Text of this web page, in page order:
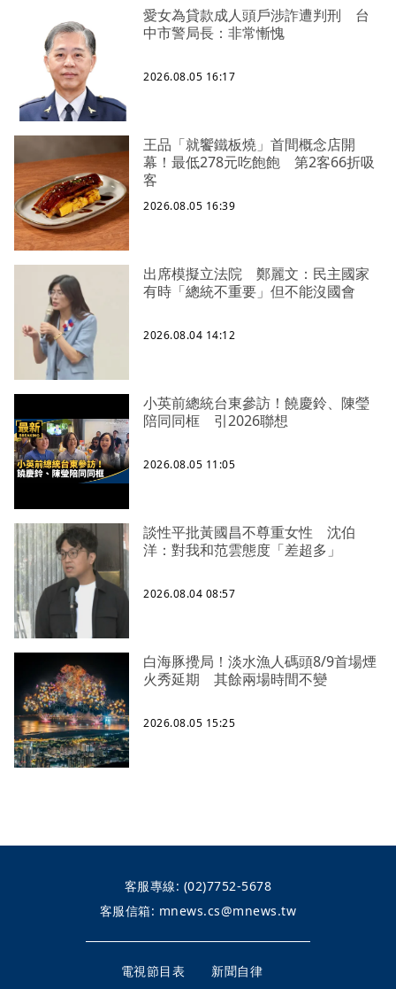
愛女為貸款成人頭戶涉詐遭判刑 台
中市警局長：非常慚愧
2026.08.05 16:17
王品「就饗鐵板燒」首間概念店開
幕！最低278元吃飽飽 第2客66折吸
客
2026.08.05 16:39
出席模擬立法院 鄭麗文：民主國家
有時「總統不重要」但不能沒國會
2026.08.04 14:12
小英前總統台東參訪！饒慶鈴、陳瑩
陪同同框 引2026聯想
2026.08.05 11:05
談性平批黃國昌不尊重女性 沈伯
洋：對我和范雲態度「差超多」
2026.08.04 08:57
白海豚攪局！淡水漁人碼頭8/9首場煙
火秀延期 其餘兩場時間不變
2026.08.05 15:25
客服專線: (02)7752-5678
客服信箱: mnews.cs@mnews.tw
電視節目表
新聞自律